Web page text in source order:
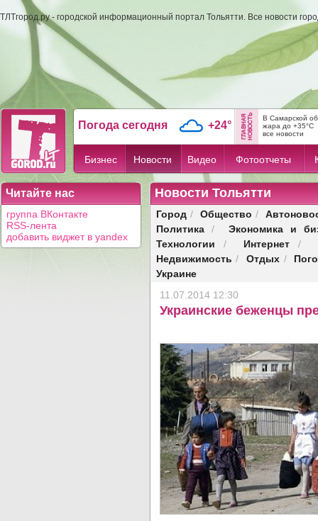
ТЛТгород.ру - городской информационный портал Тольятти. Все новости
Погода сегодня +24°
В Самарской
жара до +35°C
все новости
Бизнес Новости Видео Фотоотчеты
Читайте нас
группа ВКонтакте
RSS-лента
добавить виджет в yandex
Новости Тольятти
Город / Общество /
Политика /
Экономика и
Технологии / Интернет/
Недвижимость / Отдых /
Украине
11.07.2014 12:30
Украинские беженцы